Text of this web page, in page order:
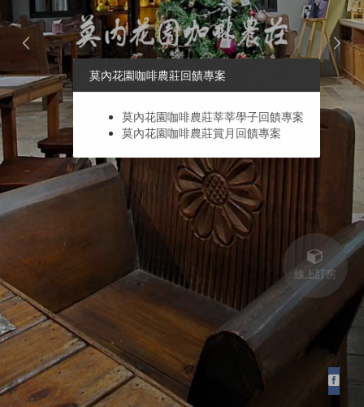
線上訂房
莫內花園咖啡農莊回饋專案
莫內花園咖啡農莊莘莘學子回饋專案
莫內花園咖啡農莊賞月回饋專案